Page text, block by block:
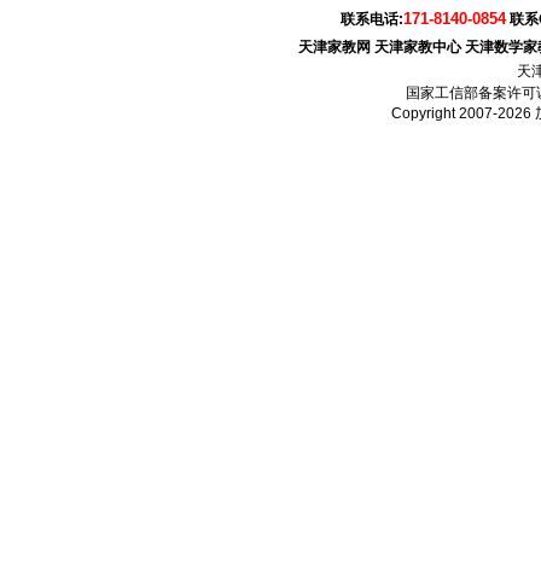
联系电话:171-8140-0854 联
天津家教网 天津家教中心 天津数学家
天
国家工信部备案许可
Copyright 2007-2026